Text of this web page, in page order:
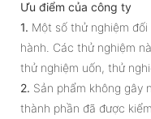
Ưu điểm của công ty
1. Một số thử nghiệm
hành. Các thử nghiệm
thử nghiệm uốn, thử
2. Sản phẩm không gây
thành phần đã được